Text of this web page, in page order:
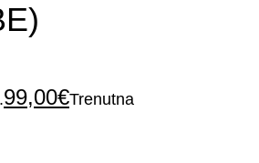
99,00€Trenutna